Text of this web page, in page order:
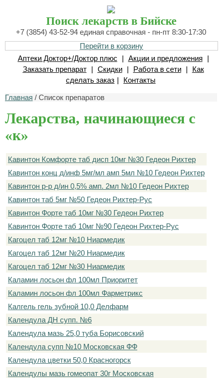
Поиск лекарств в Бийске
+7 (3854) 43-52-94 единая справочная - пн-пт 8:30-17:30
Перейти в корзину
Аптеки Доктор+/Доктор плюс
| Акции и предложения
|
Заказать препарат
| Скидки | Работа в сети |
Как
сделать заказ | Контакты
Главная / Список препаратов
Лекарства, начинающиеся с
«к»
Кавинтон Комфорте таб дисп 10мг №30 Гедеон Рихтер
Кавинтон конц д/инф 5мг/мл амп 5мл №10 Гедеон Рихтер
Кавинтон р-р д/ин 0,5% амп. 2мл №10 Гедеон Рихтер
Кавинтон таб 5мг №50 Гедеон Рихтер-Рус
Кавинтон Форте таб 10мг №30 Гедеон Рихтер
Кавинтон Форте таб 10мг №90 Гедеон Рихтер-Рус
Кагоцел таб 12мг №10 Ниармедик
Кагоцел таб 12мг №20 Ниармедик
Кагоцел таб 12мг №30 Ниармедик
Каламин лосьон фл 100мл Приоритет
Каламин лосьон фл 100мл Фарметрикс
Калгель гель зубной 10,0 Делфарм
Календула ДН супп. №6
Календула мазь 25,0 туба Борисовский
Календула супп №10 Московская ФФ
Календула цветки 50,0 Красногорск
Календулы мазь гомеопат 30г Московская